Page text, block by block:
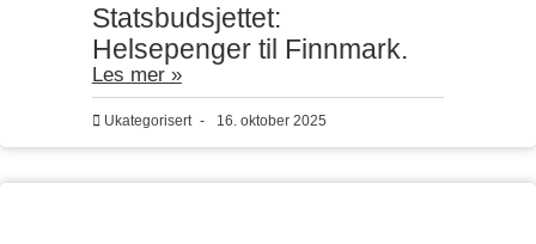
Statsbudsjettet:
Helsepenger til Finnmark.
Les mer »
Ukategorisert - 16. oktober 2025